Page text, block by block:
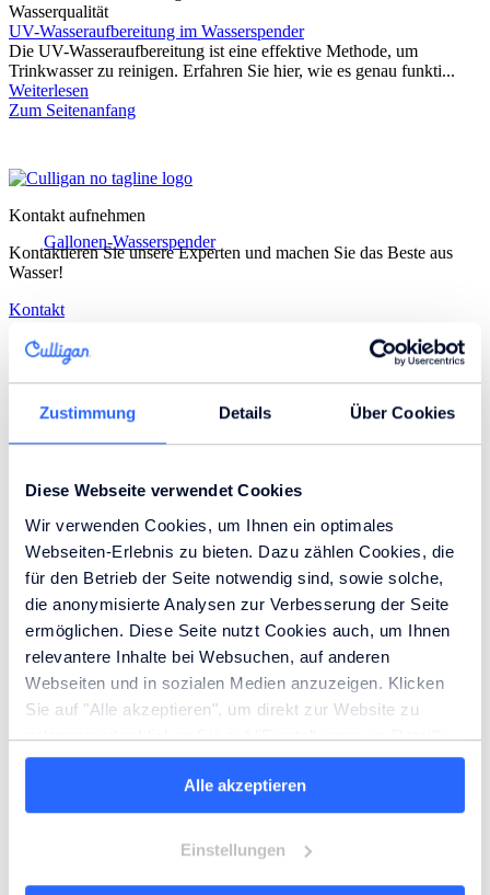
Zustimmung Details Über Cookies
Diese Webseite verwendet Cookies
Wir verwenden Cookies, um Ihnen ein optimales
Webseiten-Erlebnis zu bieten. Dazu zählen Cookies, die
für den Betrieb der Seite notwendig sind, sowie solche,
die anonymisierte Analysen zur Verbesserung der Seite
ermöglichen. Diese Seite nutzt Cookies auch, um Ihnen
relevantere Inhalte bei Websuchen, auf anderen
Webseiten und in sozialen Medien anzuzeigen. Klicken
Sie auf "Alle akzeptieren", um direkt zur Website zu
gelangen oder klicken Sie auf "Einstellungen im Detail",
um detaillierte Beschreibungen der eingesetzten Cookies
anzuzeigen und zu verwalten. Weitere Informationen
finden Sie auf der SeiteDatenschutzhinweise.
Lesen Sie unser Impressum.
Alle akzeptieren
Einstellungen
Gallonen-Wasserspender
Wasserarmaturen
Wasserqualität
UV-Wasseraufbereitung im Wasserspender
Die UV-Wasseraufbereitung ist eine effektive Methode, um
Trinkwasser zu reinigen. Erfahren Sie hier, wie es genau funkti...
Weiterlesen
Zum Seitenanfang
Kontakt aufnehmen
Kontaktieren Sie unsere Experten und machen Sie das Beste aus
Wasser!
Kontakt
Wasserspender
Leitungsgebunden
Gallone
Armaturen
Zapfhähne
Tischgeräte
Mit Kohlensäure
Mit Heißwasser
Mit Kühlung
Mit Filter
Branchen
Büros
Industrie
Horeca
Praxis
Krankenhaus
Alten- & Pflegeheim
Bildung
Einzelhandel